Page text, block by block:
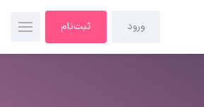
ورود ثبت‌نام